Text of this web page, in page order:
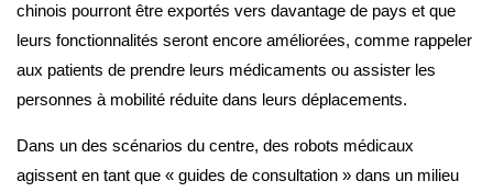
chinois pourront être exportés vers davantage de pays et que
leurs fonctionnalités seront encore améliorées, comme rappeler
aux patients de prendre leurs médicaments ou assister les
personnes à mobilité réduite dans leurs déplacements.
Dans un des scénarios du centre, des robots médicaux
agissent en tant que « guides de consultation » dans un milieu